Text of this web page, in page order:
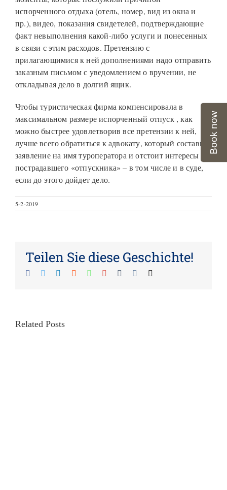
испорченного отдыха (отель, номер, вид из окна и
пр.), видео, показания свидетелей, подтверждающие
факт невыполнения какой-либо услуги и понесенных
в связи с этим расходов. Претензию с
прилагающимися к ней дополнениями надо отправить
заказным письмом с уведомлением о вручении, не
откладывая дело в долгий ящик.
Чтобы туристическая фирма компенсировала в
максимальном размере испорченный отпуск , как
можно быстрее удовлетворив все претензии к ней,
лучше всего обратиться к адвокату, который составит
заявление на имя туроператора и отстоит интересы
пострадавшего «отпускника» – в том числе и в суде,
если до этого дойдет дело.
5-2-2019
Teilen Sie diese Geschichte!
Facebook
TwitterLinkedIn
Reddit WhatsappGoogle+
Tumblr
Related Posts
Book now